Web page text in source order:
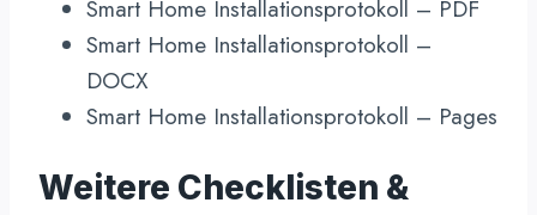
Smart Home Installationsprotokoll – PDF
Smart Home Installationsprotokoll –
DOCX
Smart Home Installationsprotokoll – Pages
Weitere Checklisten &